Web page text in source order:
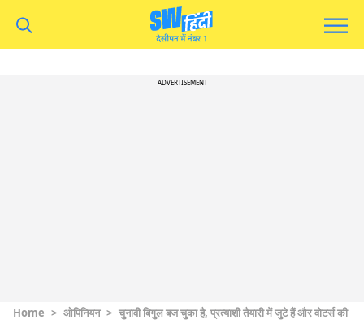
ADVERTISEMENT
Home > ओपिनियन > चुनावी बिगुल बज चुका है, प्रत्याशी तैयारी में जुटे हैं और वोटर्स की